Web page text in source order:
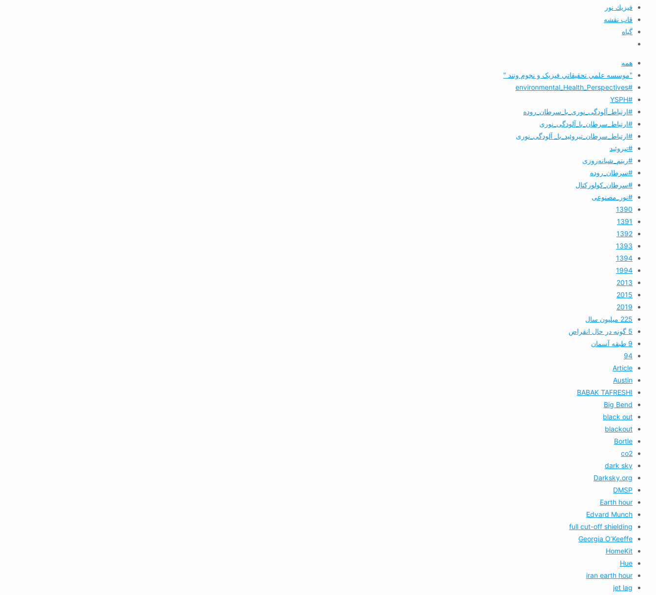
فيزيك نور
قاب نقشه
گیاه
همه
"موسسه علمي تحقيقاتي فیزیک و نجوم ونند "
#environmental_Health_Perspectives
#YSPH
#ارتباط_آلودگی_نوری_با_سرطان_روده
#ارتباط_سرطان_با_آلودگی_نوری
#ارتباط_سرطان_تیروئید_با_ آلودگی_نوری
#تیروئید
#ریتم_شبانه‌روزی
#سرطان_روده
#سرطان_کولورکتال
#نور_مصنوعی
1390
1391
1392
1393
1394
1994
2013
2015
2019
225 میلیون سال
5 گونه در حال انقراض
9 طبقه آسمان
94
Article
Austin
BABAK TAFRESHI
Big Bend
black out
blackout
Bortle
co2
dark sky
Darksky.org
DMSP
Earth hour
Edvard Munch
full cut-off shielding
Georgia O’Keeffe
HomeKit
Hue
iran earth hour
jet lag